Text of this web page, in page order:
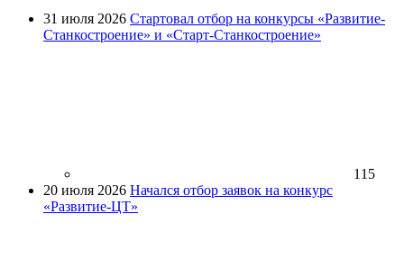
31 июля 2026 Стартовал отбор на конкурсы «Развитие-
Станкостроение» и «Старт-Станкостроение»
115
20 июля 2026 Начался отбор заявок на конкурс
«Развитие-ЦТ»